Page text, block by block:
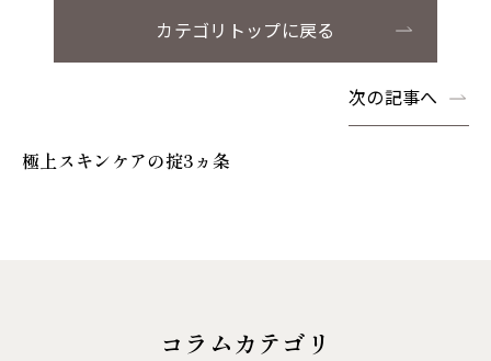
カテゴリトップに戻る
次の記事へ
極上スキンケアの掟3ヵ条
コラムカテゴリ